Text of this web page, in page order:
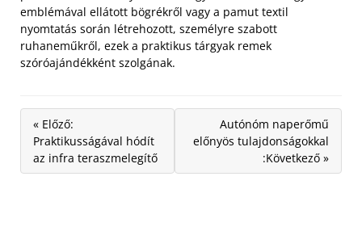
emblémával ellátott bögrékről vagy a pamut textil
nyomtatás során létrehozott, személyre szabott
ruhaneműkről, ezek a praktikus tárgyak remek
szóróajándékként szolgának.
« Előző:
Praktikusságával hódít
az infra teraszmelegítő
Autónóm naperőmű
előnyös tulajdonságokkal
:Következő »